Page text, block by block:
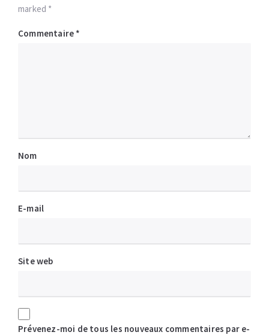
marked *
Commentaire *
Nom
E-mail
Site web
Prévenez-moi de tous les nouveaux commentaires par e-